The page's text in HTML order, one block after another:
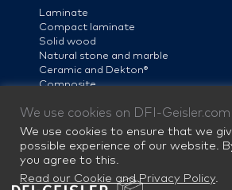
Laminate
Compact laminate
Solid wood
Natural stone and marble
Ceramic and Dekton®
Composite
Steel
We use cookies on DFI-Geisler.com
We use cookies to ensure that we
possible experience of our website.
you agree to this.
Read our Cookie and Privacy Policy.